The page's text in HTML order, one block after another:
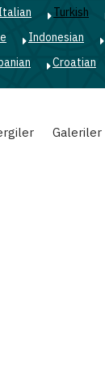
Turkish
Indonesian
Croatian
Galeriler